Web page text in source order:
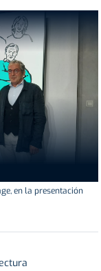
en la presentación